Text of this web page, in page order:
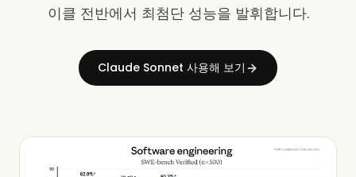
이클 전반에서 최첨단 성능을 발휘합니다.
Claude Sonnet 사용해 보기